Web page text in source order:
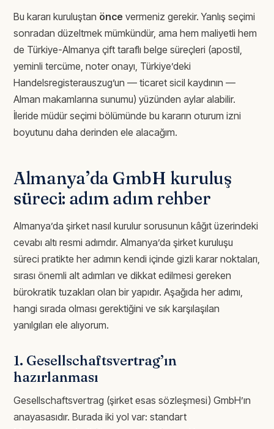
Bu kararı kuruluştan önce vermeniz gerekir. Yanlış seçimi
sonradan düzeltmek mümkündür, ama hem maliyetli hem
de Türkiye-Almanya çift taraflı belge süreçleri (apostil,
yeminli tercüme, noter onayı, Türkiye’deki
Handelsregisterauszug’un — ticaret sicil kaydının —
Alman makamlarına sunumu) yüzünden aylar alabilir.
İleride müdür seçimi bölümünde bu kararın oturum izni
boyutunu daha derinden ele alacağım.
Almanya’da GmbH kuruluş
süreci: adım adım rehber
Almanya’da şirket nasıl kurulur sorusunun kâğıt üzerindeki
cevabı altı resmi adımdır. Almanya’da şirket kuruluşu
süreci pratikte her adımın kendi içinde gizli karar noktaları,
sırası önemli alt adımları ve dikkat edilmesi gereken
bürokratik tuzakları olan bir yapıdır. Aşağıda her adımı,
hangi sırada olması gerektiğini ve sık karşılaşılan
yanılgıları ele alıyorum.
1. Gesellschaftsvertrag’ın
hazırlanması
Gesellschaftsvertrag (şirket esas sözleşmesi) GmbH’ın
anayasasıdır. Burada iki yol var: standart